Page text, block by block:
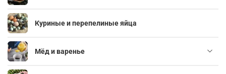
Куриные и перепелиные яйца
Мёд и варенье